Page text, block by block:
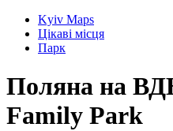
Kyiv Maps
Цікаві місця
Парк
Поляна на
Family Park